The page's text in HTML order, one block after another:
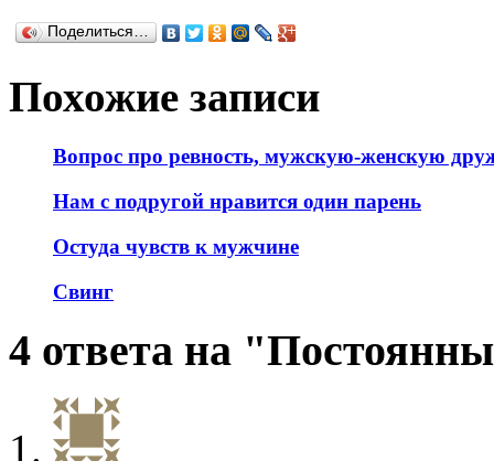
Поделиться…
Похожие записи
Вопрос про ревность, мужскую-женскую
Нам с подругой нравится один парень
Остуда чувств к мужчине
Свинг
4 ответа на